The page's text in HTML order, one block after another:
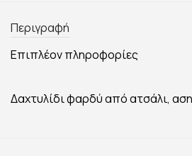
Περιγραφή
Επιπλέον πληροφορίες
Δαχτυλίδι φαρδύ από ατσάλι,